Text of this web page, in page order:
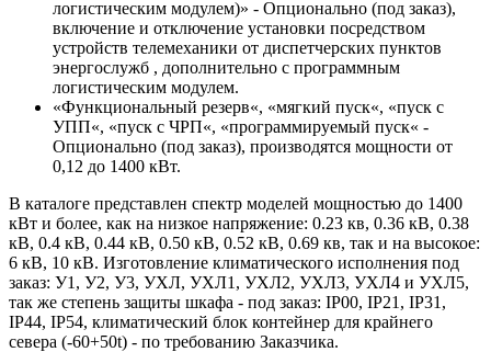
логистическим модулем)» - Опционально (под заказ),
включение и отключение установки посредством
устройств телемеханики от диспетчерских пунктов
энергослужб , дополнительно с программным
логистическим модулем.
«Функциональный резерв«, «мягкий пуск«, «пуск с
УПП«, «пуск с ЧРП«, «программируемый пуск« -
Опционально (под заказ), производятся мощности от
0,12 до 1400 кВт.
В каталоге представлен спектр моделей мощностью до 1400
кВт и более, как на низкое напряжение: 0.23 кв, 0.36 кВ, 0.38
кВ, 0.4 кВ, 0.44 кВ, 0.50 кВ, 0.52 кВ, 0.69 кв, так и на высокое:
6 кВ, 10 кВ. Изготовление климатического исполнения под
заказ: У1, У2, У3, УХЛ, УХЛ1, УХЛ2, УХЛ3, УХЛ4 и УХЛ5,
так же степень защиты шкафа - под заказ: IP00, IP21, IP31,
IP44, IP54, климатический блок контейнер для крайнего
севера (-60+50t) - по требованию Заказчика.